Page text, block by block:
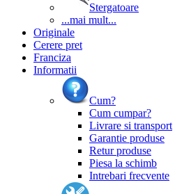
Stergatoare
...mai mult...
Originale
Cerere pret
Franciza
Informatii
Cum?
Cum cumpar?
Livrare si transport
Garantie produse
Retur produse
Piesa la schimb
Intrebari frecvente